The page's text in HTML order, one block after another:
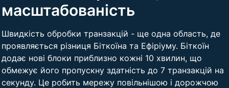
масштабованість
Швидкість обробки транзакцій - ще одна область, де
проявляється різниця Біткоїна та Ефіріуму. Біткоїн
додає нові блоки приблизно кожні 10 хвилин, що
обмежує його пропускну здатність до 7 транзакцій на
секунду. Це робить мережу повільнішою і дорожчою